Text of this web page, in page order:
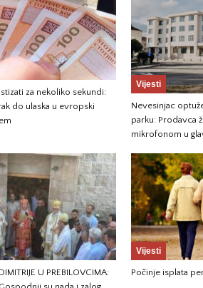
za nekoliko sekundi:
do ulaska u evropski
Vijesti
Nevesinjac
parku: Prodavca
mikrofonom u
U PREBILOVCIMA:
Vijesti
Počinje isplata